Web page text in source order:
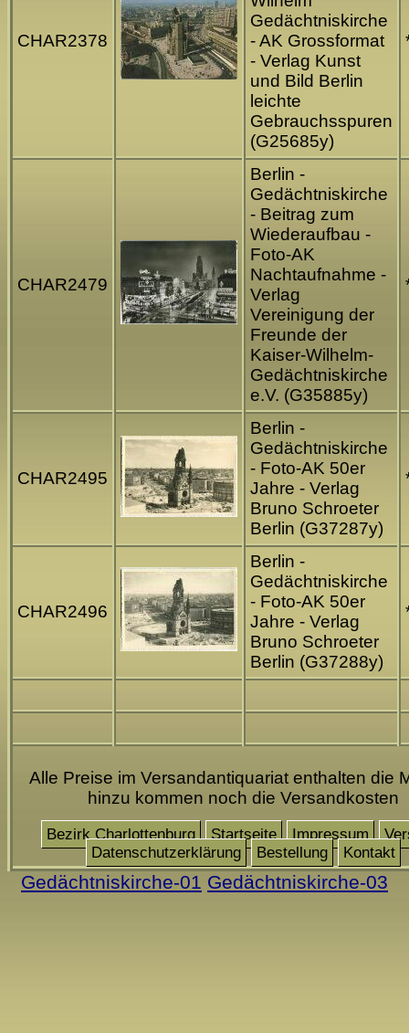
CHAR2378
Gedächtniskirche
- AK Grossformat
- Verlag Kunst
und Bild Berlin
leichte
Gebrauchsspuren
(G25685y)
CHAR2479
Berlin -
Gedächtniskirche
- Beitrag zum
Wiederaufbau -
Foto-AK
Nachtaufnahme -
Verlag
Vereinigung der
Freunde der
Kaiser-Wilhelm-
Gedächtniskirche
e.V. (G35885y)
CHAR2495
Berlin -
Gedächtniskirche
- Foto-AK 50er
Jahre - Verlag
Bruno Schroeter
Berlin (G37287y)
CHAR2496
Berlin -
Gedächtniskirche
- Foto-AK 50er
Jahre - Verlag
Bruno Schroeter
Berlin (G37288y)
Alle Preise im Versandantiquariat enthalten die
hinzu kommen noch die Versandkosten
Bezirk Charlottenburg Startseite Impressum
Datenschutzerklärung
Bestellung Kontakt
Gedächtniskirche-01 Gedächtniskirche-03